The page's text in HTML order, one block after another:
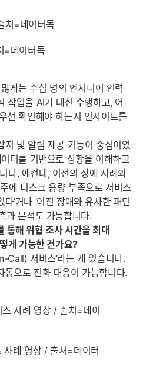
=데이터독
게는 수십 명의 엔지니어 인력
작업을 AI가 대신 수행하고, 어
선 확인해야 하는지 인사이트를
지 및 알림 제공 기능이 중심이었
터를 기반으로 상황을 이해하고
다. 예컨대, 이전의 장애 사례와
에 디스크 용량 부족으로 서비스
’거나 ‘이전 장애와 유사한 패턴
과 분석도 가능합니다.
통해 위협 조사 시간을 최대
게 가능한 건가요?
Call) 서비스’라는 게 있습니다.
으로 전화 대응이 가능합니다.
사례 영상 / 출처=데이터
세부정보 열기/접기